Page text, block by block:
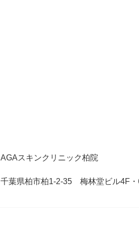
AGAスキンクリニック柏院
千葉県柏市柏1-2-35 梅林堂ビル4F